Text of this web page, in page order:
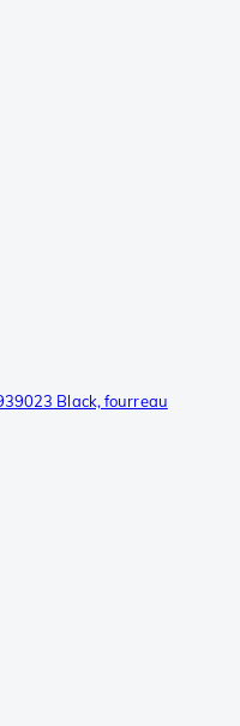
Black, fourreau